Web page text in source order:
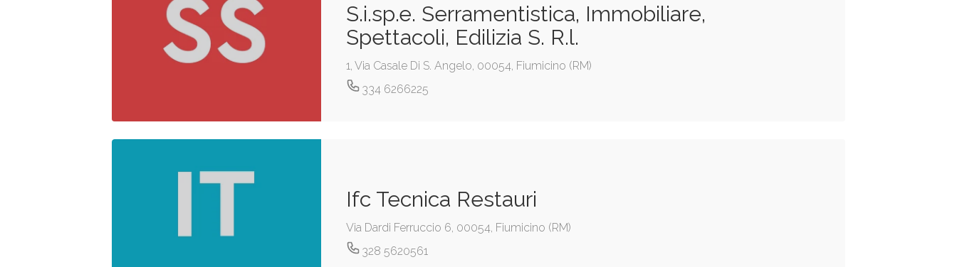
S.i.sp.e. Serramentistica, Immobiliare,
Spettacoli, Edilizia S. R.l.
1, Via Casale Di S. Angelo, 00054, Fiumicino (RM)
334 6266225
Ifc Tecnica Restauri
Via Dardi Ferruccio 6, 00054, Fiumicino (RM)
328 5620561